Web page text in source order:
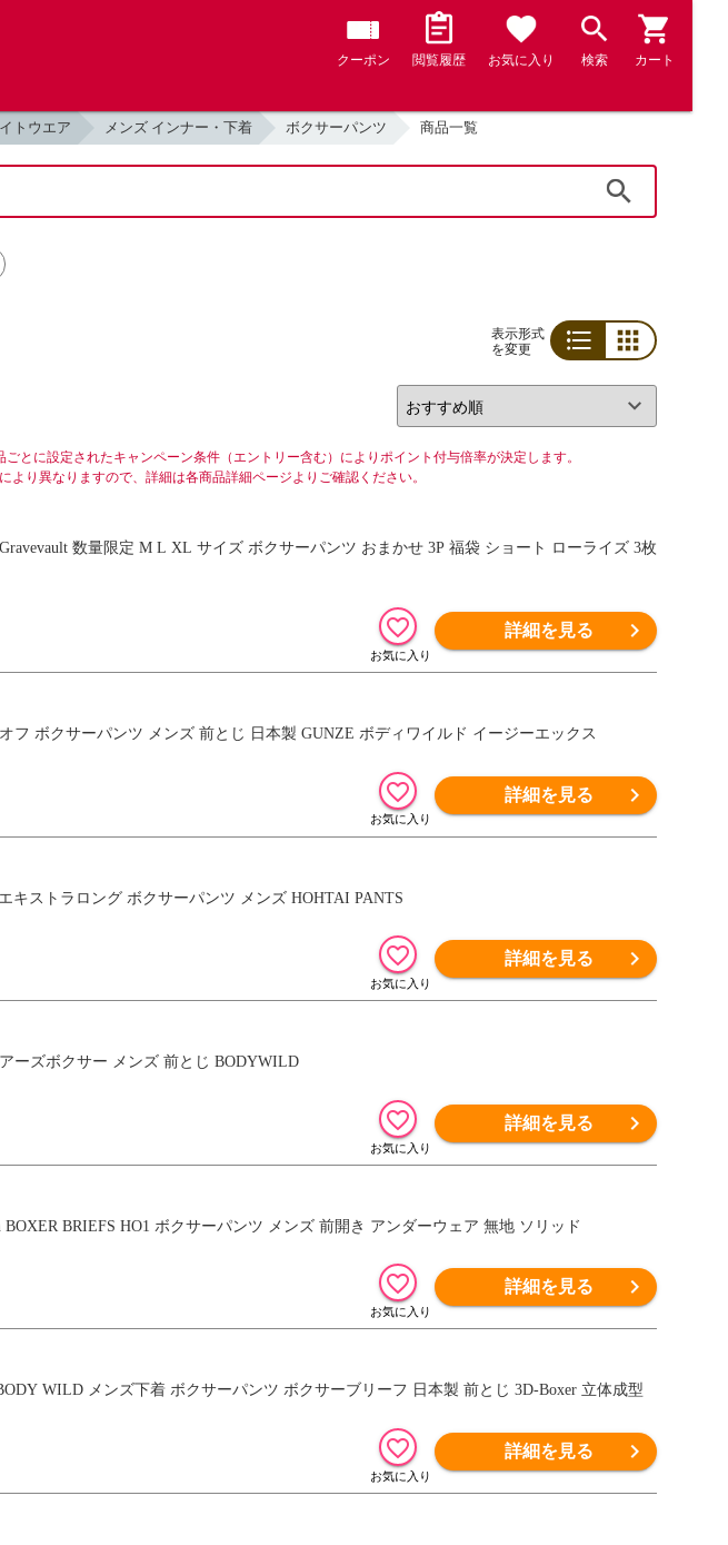
クーポン 閲覧履歴 お気に入り 検索 カート
トウエア メンズ インナー・下着 ボクサーパンツ 商品一覧
表示形式
を変更
とに設定されたキャンペーン条件（エントリー含む）によりポイント付与倍率が決定します。
り異なりますので、詳細は各商品詳細ページよりご確認ください。
数量限定 M L XL サイズ ボクサーパンツ おまかせ 3P 福袋 ショート ローライズ 3枚
詳細を見る
フ ボクサーパンツ メンズ 前とじ 日本製 GUNZE ボディワイルド イージーエックス
詳細を見る
キストラロング ボクサーパンツ メンズ HOHTAI PANTS
詳細を見る
ーズボクサー メンズ 前とじ BODYWILD
詳細を見る
BOXER BRIEFS HO1 ボクサーパンツ メンズ 前開き アンダーウェア 無地 ソリッド
詳細を見る
WILD メンズ下着 ボクサーパンツ ボクサーブリーフ 日本製 前とじ 3D-Boxer 立体成型
詳細を見る